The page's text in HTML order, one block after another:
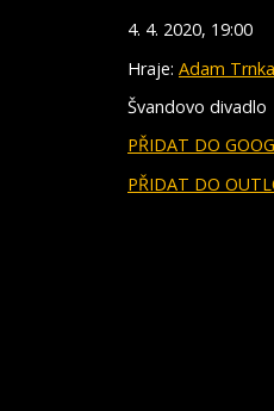
4. 4. 2020, 19:00
Hraje: Adam
Švandovo divadlo
PŘIDAT DO
PŘIDAT DO